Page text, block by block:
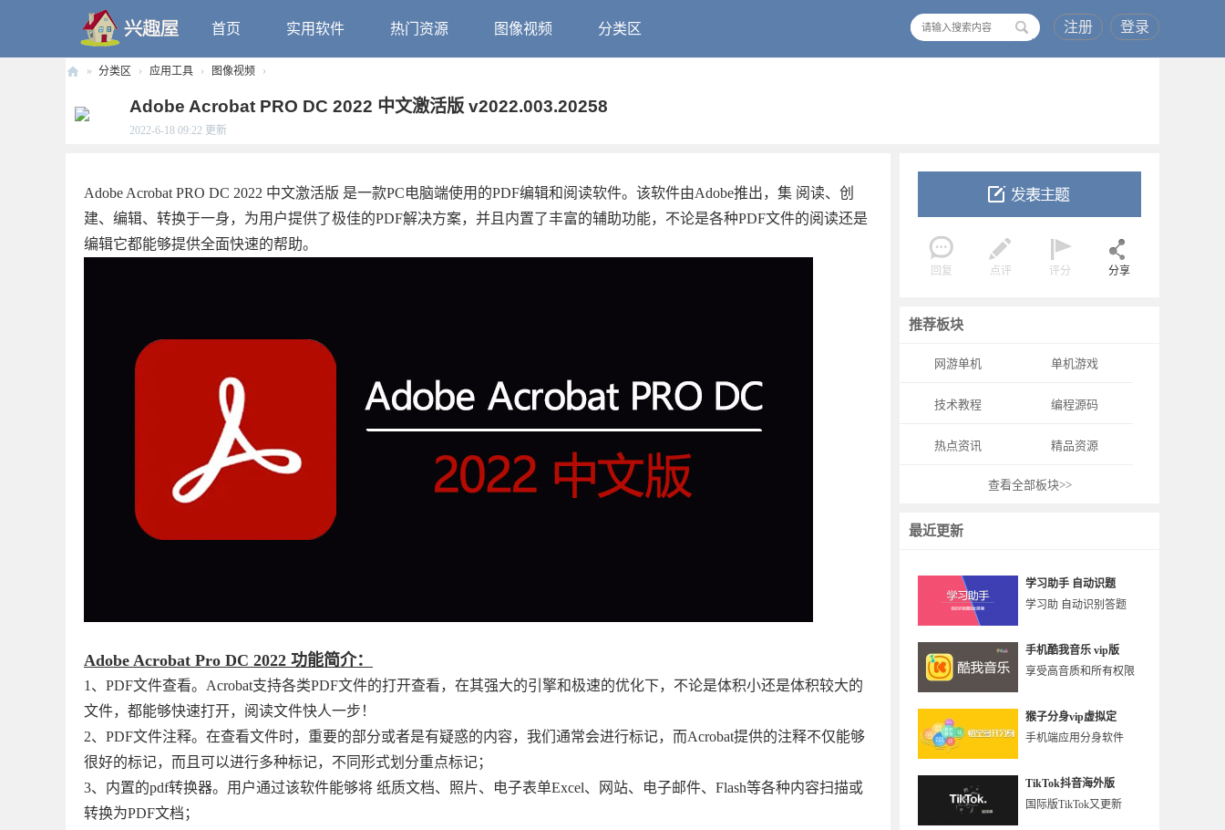
首页 实用软件 热门资源 图像视频 分类区 注册 登录
趣
» 分类区 › 应用工具 › 图像视频 ›
Adobe Acrobat PRO DC 2022 中文激活版 v2022.003.20258
2022-6-18 09:22 更新
回复 点评 评分 分享
推荐板块
网游单机 单机游戏
技术教程 编程源码
热点资讯 精品资源
查看全部板块>>
最近更新
学习助手 自动识题
学习助 自动识别答题
手机酷我音乐 vip版
享受高音质和所有权限
猴子分身vip虚拟定
手机端应用分身软件
TikTok抖音海外版
国际版TikTok又更新
Adobe Acrobat PRO DC 2022 中文激活版 是一款PC电脑端使用的PDF编辑和阅读软件。该软件由Adobe推出，集 阅读、创
建、编辑、转换于一身，为用户提供了极佳的PDF解决方案，并且内置了丰富的辅助功能，不论是各种PDF文件的阅读还是
编辑它都能够提供全面快速的帮助。
Adobe Acrobat Pro DC 2022 功能简介：
1、PDF文件查看。Acrobat支持各类PDF文件的打开查看，在其强大的引擎和极速的优化下，不论是体积小还是体积较大的
文件，都能够快速打开，阅读文件快人一步！
2、PDF文件注释。在查看文件时，重要的部分或者是有疑惑的内容，我们通常会进行标记，而Acrobat提供的注释不仅能够
很好的标记，而且可以进行多种标记，不同形式划分重点标记；
3、内置的pdf转换器。用户通过该软件能够将 纸质文档、照片、电子表单Excel、网站、电子邮件、Flash等各种内容扫描或
转换为PDF文档；